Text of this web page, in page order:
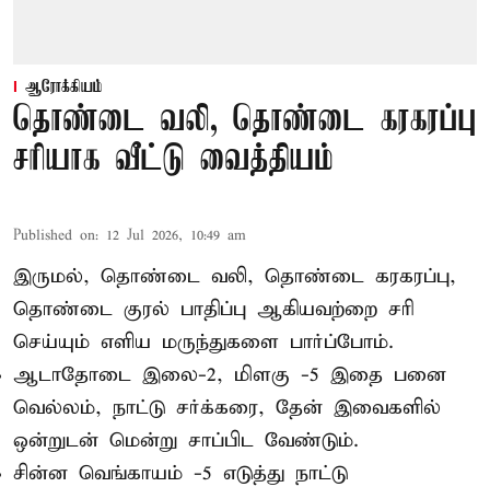
ஆரோக்கியம்
தொண்டை வலி, தொண்டை கரகரப்பு
சரியாக வீட்டு வைத்தியம்
Published on: 12 Jul 2026, 10:49 am
இருமல், தொண்டை வலி, தொண்டை கரகரப்பு,
தொண்டை குரல் பாதிப்பு ஆகியவற்றை சரி
செய்யும் எளிய மருந்துகளை பார்ப்போம்.
ஆடாதோடை இலை-2, மிளகு -5 இதை பனை
வெல்லம், நாட்டு சர்க்கரை, தேன் இவைகளில்
ஒன்றுடன் மென்று சாப்பிட வேண்டும்.
சின்ன வெங்காயம் -5 எடுத்து நாட்டு